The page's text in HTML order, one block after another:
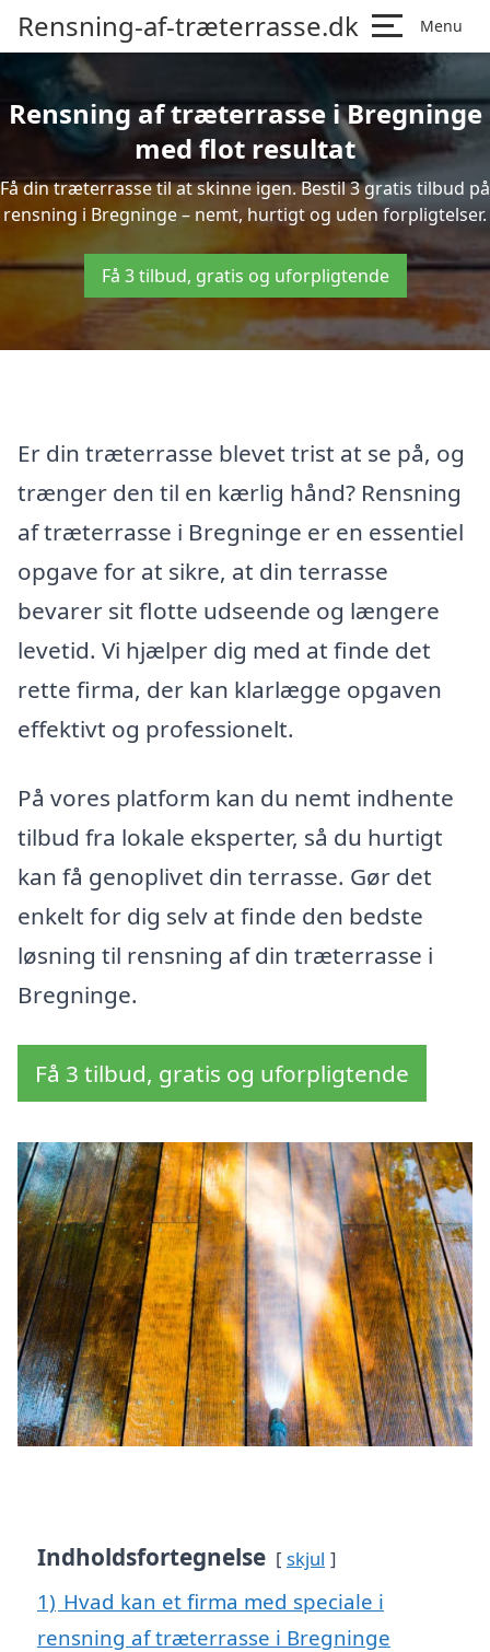
Rensning-af-træterrasse.dk Menu
Rensning af træterrasse i Bregninge
med flot resultat
Få din træterrasse til at skinne igen. Bestil 3 gratis tilbud på
rensning i Bregninge – nemt, hurtigt og uden forpligtelser.
Få 3 tilbud, gratis og uforpligtende
Er din træterrasse blevet trist at se på, og
trænger den til en kærlig hånd? Rensning
af træterrasse i Bregninge er en essentiel
opgave for at sikre, at din terrasse
bevarer sit flotte udseende og længere
levetid. Vi hjælper dig med at finde det
rette firma, der kan klarlægge opgaven
effektivt og professionelt.
På vores platform kan du nemt indhente
tilbud fra lokale eksperter, så du hurtigt
kan få genoplivet din terrasse. Gør det
enkelt for dig selv at finde den bedste
løsning til rensning af din træterrasse i
Bregninge.
Få 3 tilbud, gratis og uforpligtende
Indholdsfortegnelse skjul
1) Hvad kan et firma med speciale i
rensning af træterrasse i Bregninge